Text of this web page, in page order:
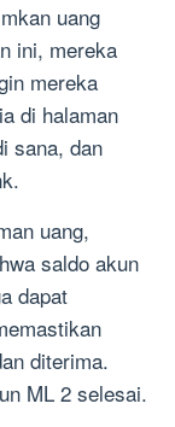
uang
ini, mereka
mereka
di halaman
sana, dan
uang,
saldo akun
dapat
diterima.
ML 2 selesai.